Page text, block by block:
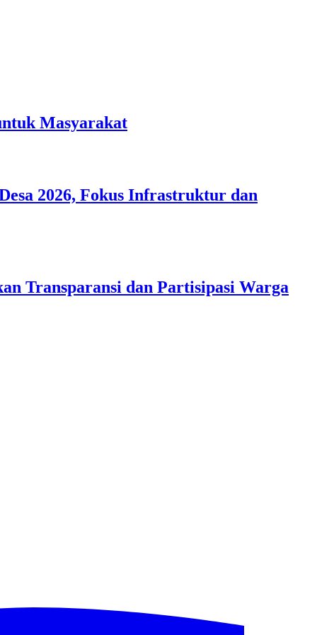
Masyarakat
2026, Fokus Infrastruktur dan
Transparansi dan Partisipasi Warga